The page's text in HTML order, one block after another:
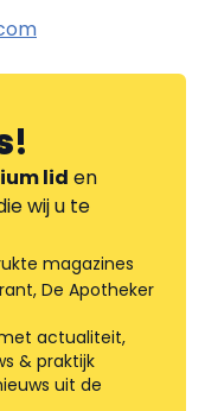
!
lid en
wij u te
magazines
De Apotheker
actualiteit,
& praktijk
uit de